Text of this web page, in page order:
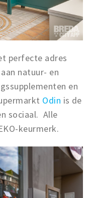
perfecte adres
natuur- en
en
Odin is de
sociaal. Alle
keurmerk.